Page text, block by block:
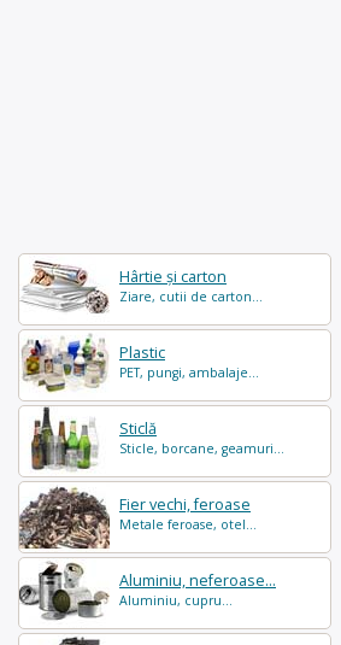
Hârtie și carton
Ziare, cutii de carton...
Plastic
PET, pungi, ambalaje...
Sticlă
Sticle, borcane, geamuri...
Fier vechi, feroase
Metale feroase, otel...
Aluminiu, neferoase...
Aluminiu, cupru...